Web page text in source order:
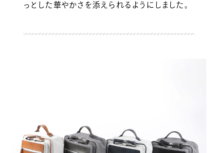
っとした華やかさを添えられるようにしました。